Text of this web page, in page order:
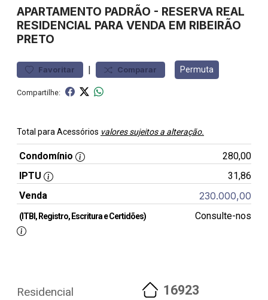
APARTAMENTO PADRÃO - RESERVA REAL
RESIDENCIAL PARA VENDA EM RIBEIRÃO
PRETO
Favoritar | Comparar Permuta
Compartilhe:
Total para Acessórios valores sujeitos a alteração.
Condomínio
280,00
IPTU
31,86
Venda
230.000,00
(ITBI, Registro, Escritura e Certidões) Consulte-nos
Residencial 16923